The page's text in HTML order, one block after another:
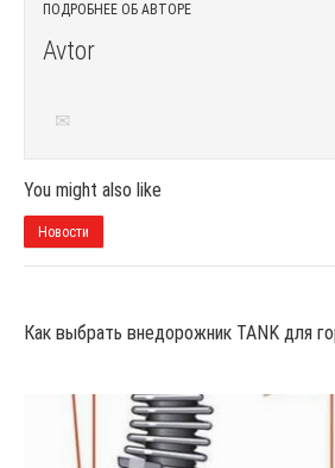
ПОДРОБНЕЕ ОБ АВТОРЕ
Avtor
You might also like
Новости
Как выбрать внедорожник TANK для